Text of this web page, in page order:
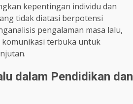
kepentingan individu dan
tidak diatasi berpotensi
pengalaman masa lalu,
komunikasi terbuka untuk
dalam Pendidikan dan